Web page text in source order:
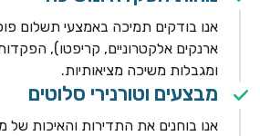
אנו בודקים תמיכה באמצעי תשלום
ארנקים אלקטרוניים, קריפטו), הפקדות
ומגבלות משיכה מציאותיות.
מבצעים וטורנירי סלוטים
אנו בוחנים את התדירות והאיכות של